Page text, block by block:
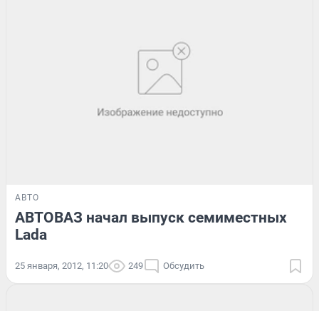
АВТО
АВТОВАЗ начал выпуск семиместных
Lada
25 января, 2012, 11:20 249 Обсудить